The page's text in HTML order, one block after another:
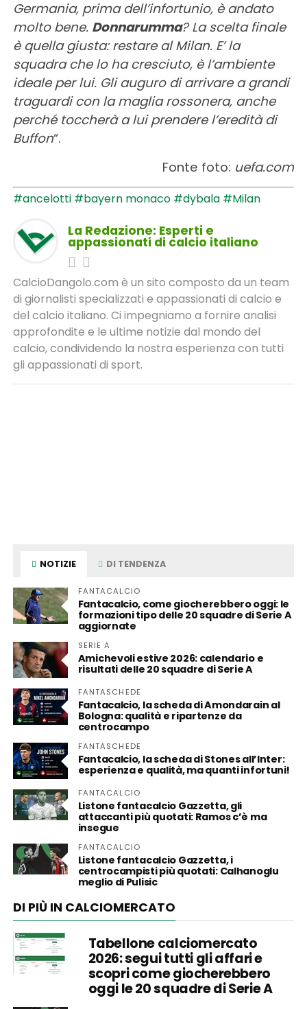
Germania, prima dell’infortunio, è andato
molto bene. Donnarumma? La scelta finale
è quella giusta: restare al Milan. E’ la
squadra che lo ha cresciuto, è l’ambiente
ideale per lui. Gli auguro di arrivare a grandi
traguardi con la maglia rossonera, anche
perché toccherà a lui prendere l’eredità di
Buffon“.
Fonte foto: uefa.com
#ancelotti #bayern monaco #dybala #Milan
La Redazione: Esperti e
appassionati di calcio italiano
CalcioDangolo.com è un sito composto da un team
di giornalisti specializzati e appassionati di calcio e
del calcio italiano. Ci impegniamo a fornire analisi
approfondite e le ultime notizie dal mondo del
calcio, condividendo la nostra esperienza con tutti
gli appassionati di sport.
NOTIZIE DI TENDENZA
FANTACALCIO
Fantacalcio, come giocherebbero oggi: le
formazioni tipo delle 20 squadre di Serie A
aggiornate
SERIE A
Amichevoli estive 2026: calendario e
risultati delle 20 squadre di Serie A
FANTASCHEDE
Fantacalcio, la scheda di Amondarain al
Bologna: qualità e ripartenze da
centrocampo
FANTASCHEDE
Fantacalcio, la scheda di Stones all’Inter:
esperienza e qualità, ma quanti infortuni!
FANTACALCIO
Listone fantacalcio Gazzetta, gli
attaccanti più quotati: Ramos c’è ma
insegue
FANTACALCIO
Listone fantacalcio Gazzetta, i
centrocampisti più quotati: Calhanoglu
meglio di Pulisic
DI PIÙ IN CALCIOMERCATO
Tabellone calciomercato
2026: segui tutti gli affari e
scopri come giocherebbero
oggi le 20 squadre di Serie A